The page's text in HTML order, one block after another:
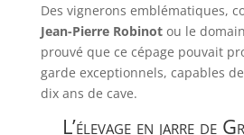
Des vignerons emblématiques,
Jean-Pierre Robinotou le
prouvé que ce cépage pouvait
garde exceptionnels, capables
dix ans de cave.
L’élevage en jarre de